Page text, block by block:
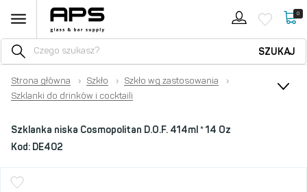
0
SZUKAJ
Strona główna › Szkło › Szkło wg zastosowania
›
Szklanki do drinków i cocktaili
Szklanka niska Cosmopolitan D.O.F. 414ml * 14 Oz
Kod: DE402